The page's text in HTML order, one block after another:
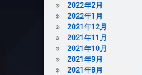
2022年2月
2022年1月
2021年12月
2021年11月
2021年10月
2021年9月
2021年8月